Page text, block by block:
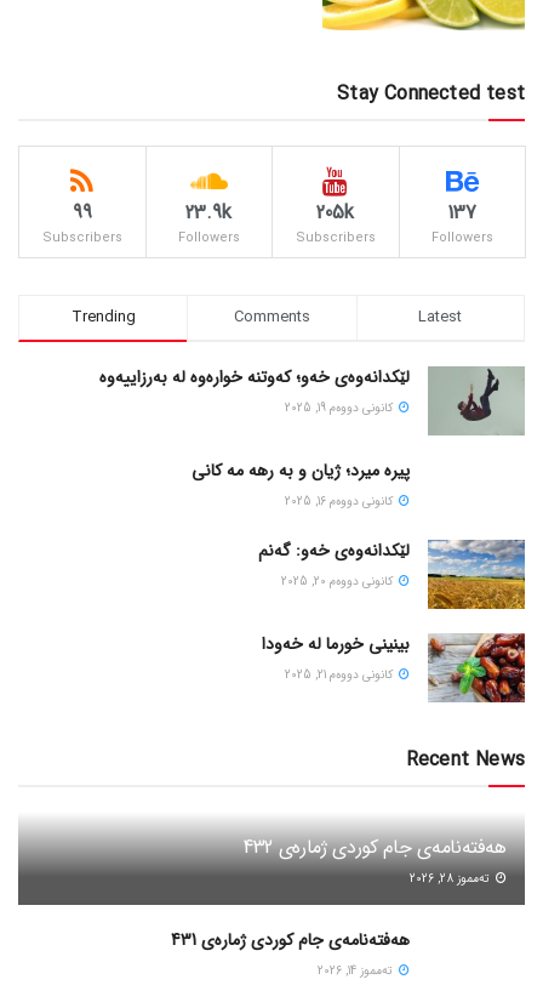
Stay Connected test
137
Followers
205k
Subscribers
23.9k
Followers
99
Subscribers
Trending Comments Latest
لێکدانەوەی خەو؛ کەوتنە خوارەوە لە بەرزاییەوە
كانونی دووه‌م 19, 2025
پیره میرد؛ ژیان و به رهه مه کانی
كانونی دووه‌م 16, 2025
لێکدانەوەی خەو: گەنم
كانونی دووه‌م 20, 2025
بینینی خورما لە خەودا
كانونی دووه‌م 21, 2025
Recent News
هەفتەنامەی جام کوردی ژمارەی 432
ته‌مموز 28, 2026
هەفتەنامەی جام کوردی ژمارەی 431
ته‌مموز 14, 2026